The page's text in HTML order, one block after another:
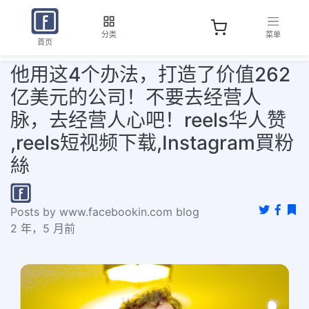
首页
分类 菜单
他用这4个办法，打造了价值262
亿美元的公司！不要去经营人
脉，去经营人心吧！reels华人赞
,reels短视频下载,Instagram買粉
絲
Posts by www.facebookin.com blog
2 年，5 月前